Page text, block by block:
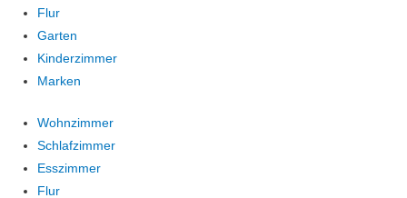
Flur
Garten
Kinderzimmer
Marken
Wohnzimmer
Schlafzimmer
Esszimmer
Flur